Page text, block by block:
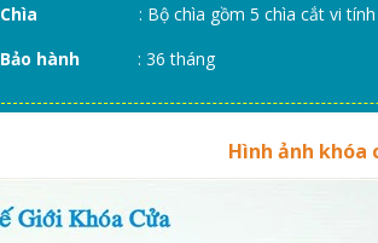
Chìa
: Bộ chìa gồm 5 chìa cắt vi tính
Bảo hành : 36 tháng
Hình ảnh khóa